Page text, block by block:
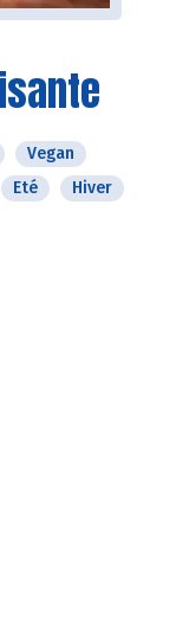
Vegan
Eté
Hiver